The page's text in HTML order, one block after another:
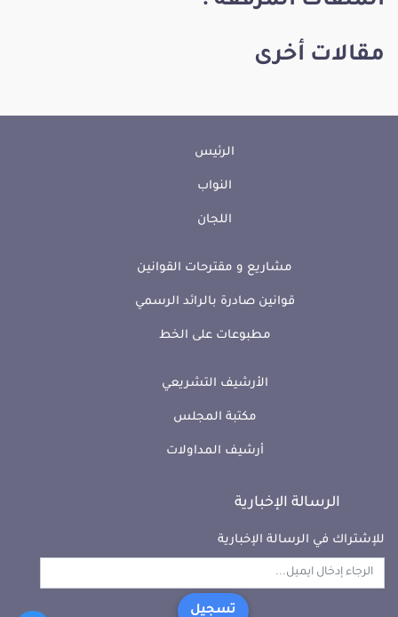
مقالات أخرى
الرئيس
النواب
اللجان
مشاريع و مقترحات القوانين
قوانين صادرة بالرائد الرسمي
مطبوعات على الخط
الأرشيف التشريعي
مكتبة المجلس
أرشيف المداولات
الرسالة الإخبارية
للإشتراك في الرسالة الإخبارية
تسجيل